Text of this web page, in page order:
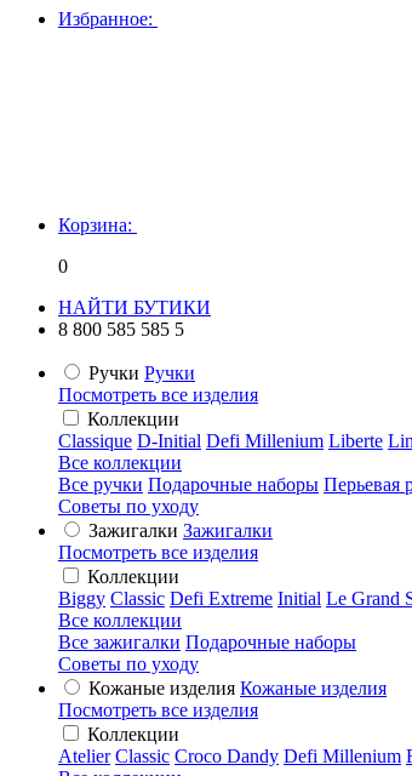
Избранное:
Корзина:
0
НАЙТИ БУТИКИ
8 800 585 585 5
Ручки Ручки
Посмотреть все изделия
Коллекции
Classique D-Initial Defi Millenium Liberte
Все коллекции
Все ручки Подарочные наборы Перьевая
Советы по уходу
Зажигалки Зажигалки
Посмотреть все изделия
Коллекции
Biggy Classic Defi Extreme Initial Le Grand
Все коллекции
Все зажигалки Подарочные наборы
Советы по уходу
Кожаные изделия Кожаные изделия
Посмотреть все изделия
Коллекции
Atelier Classic Croco Dandy Defi Millenium